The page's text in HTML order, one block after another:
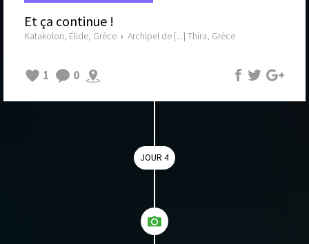
Et ça continue !
Katakolon, Élide, Grèce › Archipel de [...] Thíra, Grèce
1 0
JOUR 4